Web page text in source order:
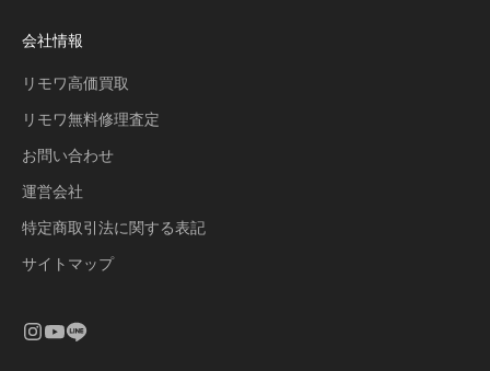
会社情報
リモワ高価買取
リモワ無料修理査定
お問い合わせ
運営会社
特定商取引法に関する表記
サイトマップ